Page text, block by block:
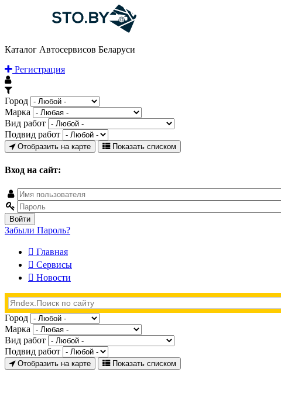
Каталог Автосервисов Беларуси
Регистрация
Город
Марка
Вид работ
Подвид работ
Отобразить на карте Показать списком
Вход на сайт:
Забыли Пароль?
Главная
Сервисы
Новости
Город
Марка
Вид работ
Подвид работ
Отобразить на карте Показать списком